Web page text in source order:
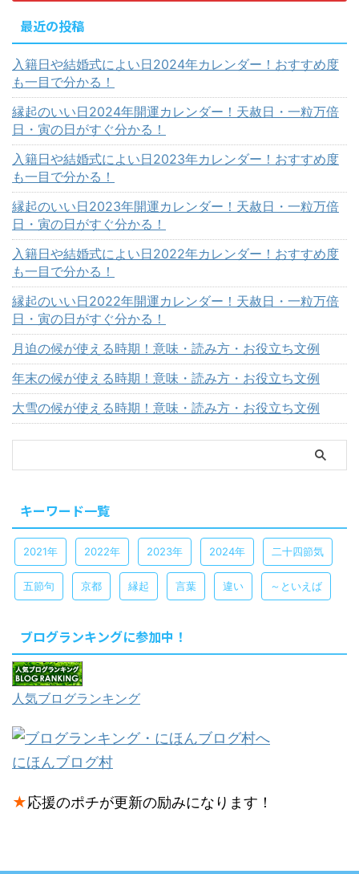
最近の投稿
入籍日や結婚式によい日2024年カレンダー！おすすめ度
も一目で分かる！
縁起のいい日2024年開運カレンダー！天赦日・一粒万倍
日・寅の日がすぐ分かる！
入籍日や結婚式によい日2023年カレンダー！おすすめ度
も一目で分かる！
縁起のいい日2023年開運カレンダー！天赦日・一粒万倍
日・寅の日がすぐ分かる！
入籍日や結婚式によい日2022年カレンダー！おすすめ度
も一目で分かる！
縁起のいい日2022年開運カレンダー！天赦日・一粒万倍
日・寅の日がすぐ分かる！
月迫の候が使える時期！意味・読み方・お役立ち文例
年末の候が使える時期！意味・読み方・お役立ち文例
大雪の候が使える時期！意味・読み方・お役立ち文例
キーワード一覧
2021年 2022年 2023年 2024年 二十四節気
五節句 京都 縁起 言葉 違い ～といえば
ブログランキングに参加中！
人気ブログランキング
にほんブログ村
★応援のポチが更新の励みになります！